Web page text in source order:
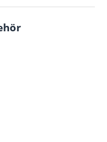
ab
in den ersten
Alltag
die Babywanne